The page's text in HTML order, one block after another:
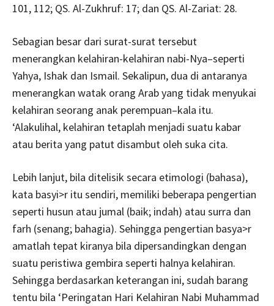
101, 112; QS. Al-Zukhruf: 17; dan QS. Al-Zariat: 28.
Sebagian besar dari surat-surat tersebut
menerangkan kelahiran-kelahiran nabi-Nya–seperti
Yahya, Ishak dan Ismail. Sekalipun, dua di antaranya
menerangkan watak orang Arab yang tidak menyukai
kelahiran seorang anak perempuan–kala itu.
‘Alakulihal, kelahiran tetaplah menjadi suatu kabar
atau berita yang patut disambut oleh suka cita.
Lebih lanjut, bila ditelisik secara etimologi (bahasa),
kata basyi>r itu sendiri, memiliki beberapa pengertian
seperti husun atau jumal (baik; indah) atau surra dan
farh (senang; bahagia). Sehingga pengertian basya>r
amatlah tepat kiranya bila dipersandingkan dengan
suatu peristiwa gembira seperti halnya kelahiran.
Sehingga berdasarkan keterangan ini, sudah barang
tentu bila ‘Peringatan Hari Kelahiran Nabi Muhammad